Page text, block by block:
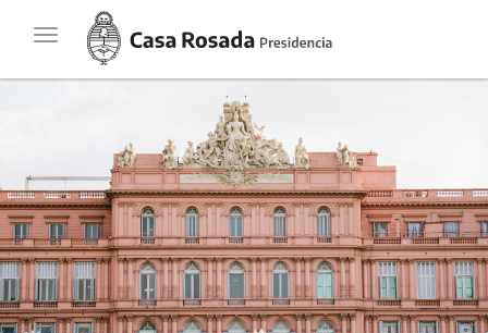
Toggle
navigation
Casa
Rosada
Presidencia
de